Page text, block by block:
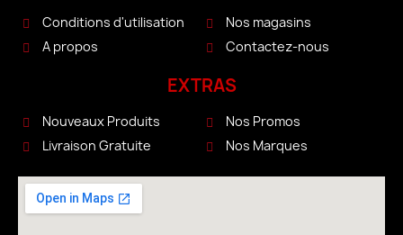
Conditions d'utilisation
A propos
Nos magasins
Contactez-nous
EXTRAS
Nouveaux Produits
Livraison Gratuite
Nos Promos
Nos Marques